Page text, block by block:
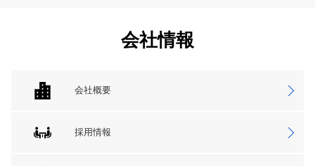
会社情報
会社概要
採用情報